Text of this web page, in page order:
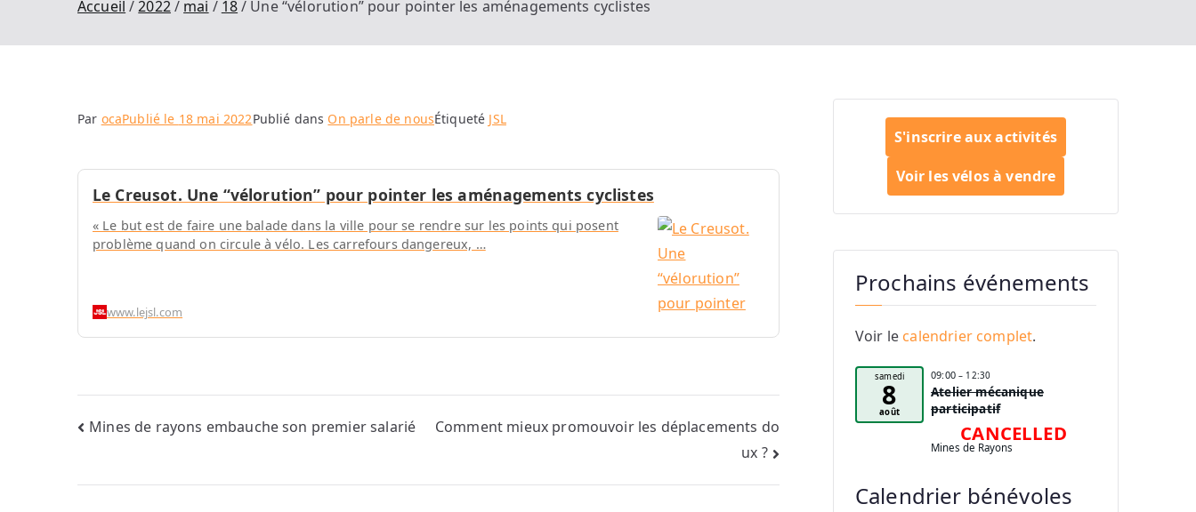
Accueil 2022 mai 18 Une “vélorution” pour pointer les aménagements cyclistes
Par ocaPublié le 18 mai 2022Publié dans On parle de nousÉtiqueté JSL
Le Creusot. Une “vélorution” pour pointer les aménagements cyclistes
« Le but est de faire une balade dans la ville pour se rendre sur les points qui posent
problème quand on circule à vélo. Les carrefours dangereux, …
www.lejsl.com
Navigation
Mines de rayons embauche son premier salarié
Comment mieux promouvoir les déplacements do
ux ?
S'inscrire aux activités
Voir les vélos à vendre
Prochains événements
Voir le calendrier complet.
samedi
8
août
09:00 – 12:30
Atelier mécanique
participatif
CANCELLED
Mines de Rayons
Calendrier bénévoles